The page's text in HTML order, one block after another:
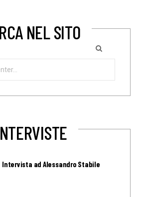
NEL SITO
Intervista ad Alessandro Stabile